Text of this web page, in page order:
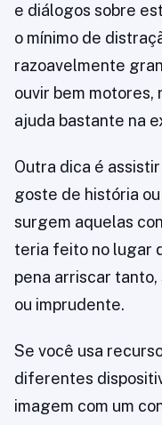
e diálogos sobre
o mínimo de
razoavelmente
ouvir bem
ajuda bastante na
Outra dica é
goste de história
surgem aquelas
teria feito no lugar
pena arriscar
ou imprudente.
Se você usa
diferentes
imagem com um